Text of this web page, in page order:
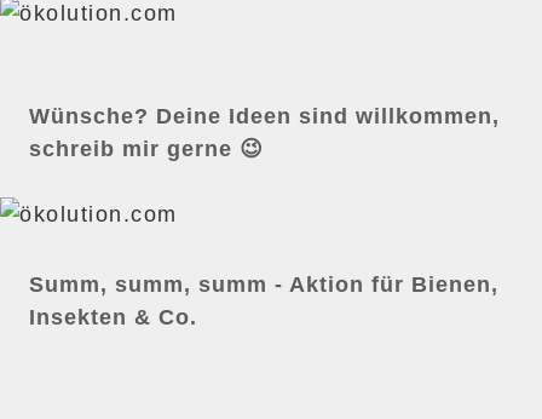
Wünsche? Deine Ideen sind willkommen,
schreib mir gerne 😉
Summ, summ, summ - Aktion für Bienen,
Insekten & Co.